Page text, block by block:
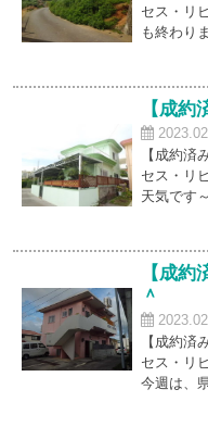
セス・リ
も終わり
【成
【成約
セス・リ
天気です
【成
＾
【成約
セス・リ
今週は、